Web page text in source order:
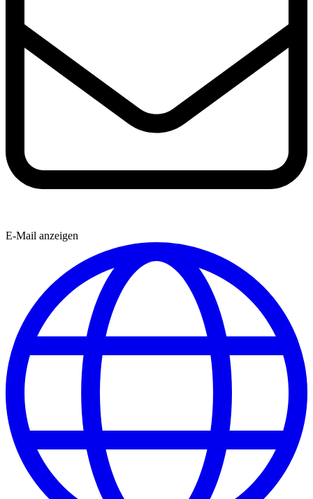
E-Mail anzeigen